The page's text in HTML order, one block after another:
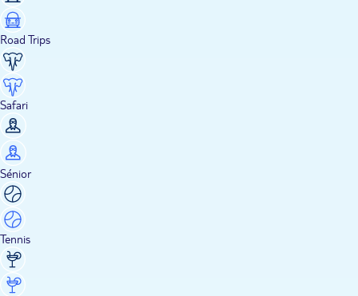
Road Trips
Safari
Sénior
Tennis